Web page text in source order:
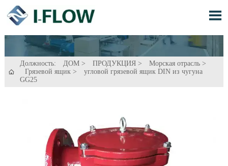


Должность: ДОМ> ПРОДУКЦИЯ> Морская отрасль>
Грязевой ящик>
угловой грязевой ящик DIN из чугуна
GG25